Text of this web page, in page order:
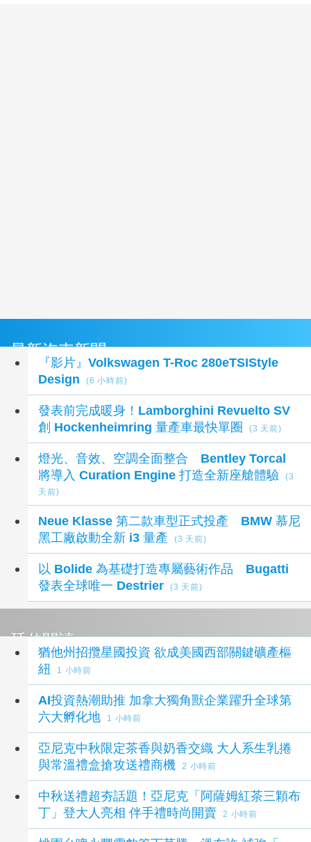
最新汽車新聞
『影片』Volkswagen T-Roc 280eTSIStyle
Design
(6 小時前)
發表前完成暖身！Lamborghini Revuelto SV
創 Hockenheimring 量產車最快單圈
(3 天前)
燈光、音效、空調全面整合 Bentley Torcal
將導入 Curation Engine 打造全新座艙體驗
(3
天前)
Neue Klasse 第二款車型正式投產 BMW 慕尼
黑工廠啟動全新 i3 量產
(3 天前)
以 Bolide 為基礎打造專屬藝術作品 Bugatti
發表全球唯一 Destrier
(3 天前)
延伸閱讀
猶他州招攬星國投資 欲成美國西部關鍵礦產樞
紐
1 小時前
AI投資熱潮助推 加拿大獨角獸企業躍升全球第
六大孵化地
1 小時前
亞尼克中秋限定茶香與奶香交織 大人系生乳捲
與常溫禮盒搶攻送禮商機
2 小時前
中秋送禮超夯話題！亞尼克「阿薩姆紅茶三顆布
丁」登大人亮相 伴手禮時尚開賣
2 小時前